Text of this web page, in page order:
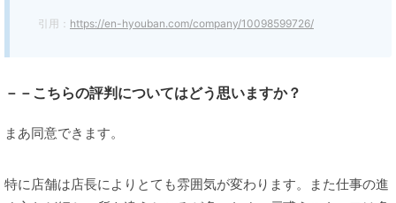
引用： https://en-hyouban.com/company/10098599726/
－－こちらの評判についてはどう思いますか？
まあ同意できます。
特に店舗は店長によりとても雰囲気が変わります。また仕事の進